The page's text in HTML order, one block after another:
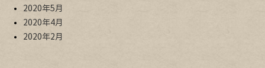
2020年5月
2020年4月
2020年2月